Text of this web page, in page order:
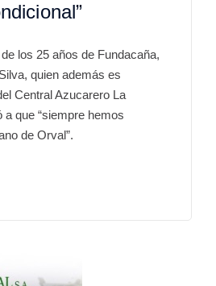
los 25 años de Fundacaña,
quien además es
Central Azucarero La
a que “siempre hemos
de Orval”.